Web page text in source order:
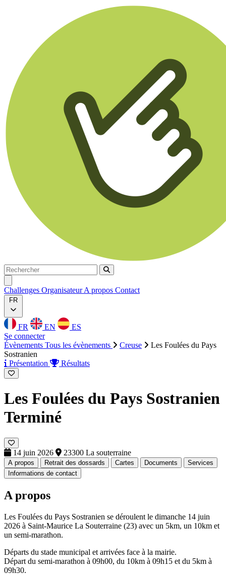
Rechercher
Rechercher
Challenges OrganisateurA propos Contact
FR
FR EN
ES
Se connecter
Évènements Tous les évènements Creuse
Les Foulées du Pays
Sostranien
Présentation
Résultats
Les Foulées du Pays Sostranien
Terminé
14 juin 2026 23300 La souterraine
A propos Retrait des dossards Cartes Documents
Services
Informations de contact
A propos
Les Foulées du Pays Sostranien se déroulent le dimanche 14 juin
2026 à Saint-Maurice La Souterraine (23) avec un 5km, un 10km et
un semi-marathon.
Départs du stade municipal et arrivées face à la mairie.
Départ du semi-marathon à 09h00, du 10km à 09h15 et du 5km à
09h30.